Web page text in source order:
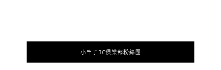
小丰子3C俱樂部粉絲團